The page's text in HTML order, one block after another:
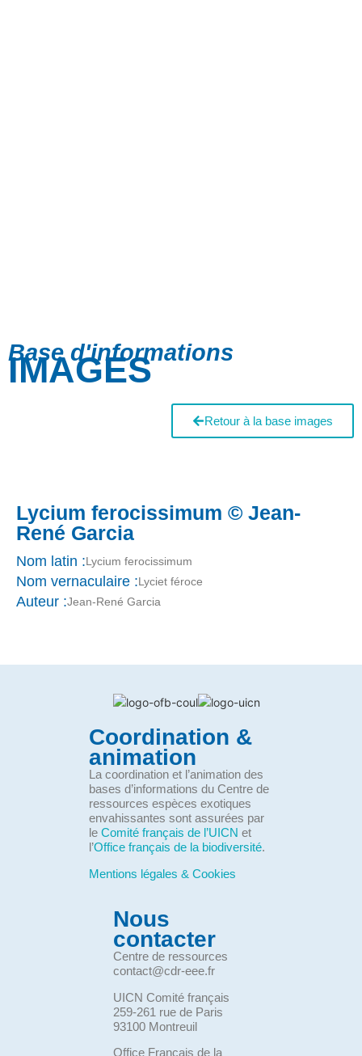
Base d'informations
IMAGES
Retour à la base images
Lycium ferocissimum © Jean-
René Garcia
Nom latin :Lycium ferocissimum
Nom vernaculaire :Lyciet féroce
Auteur :Jean-René Garcia
Coordination &
animation
La coordination et l’animation des
bases d’informations du Centre de
ressources espèces exotiques
envahissantes sont assurées par
le Comité français de l’UICN et
l’Office français de la biodiversité.
Mentions légales & Cookies
Nous
contacter
Centre de ressources
contact@cdr-eee.fr
UICN Comité français
259-261 rue de Paris
93100 Montreuil
Office Français de la